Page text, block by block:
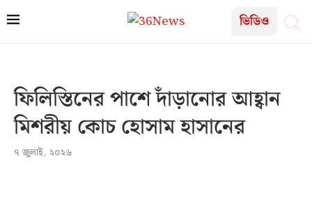
ভিডিও
ফিলিস্তিনের পাশে দাঁড়ানোর আহ্বান
মিশরীয় কোচ হোসাম হাসানের
৭ জুলাই, ২০২৬